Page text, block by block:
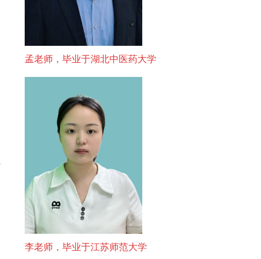
孟老师，毕业于湖北中医药大学
李老师，毕业于江苏师范大学